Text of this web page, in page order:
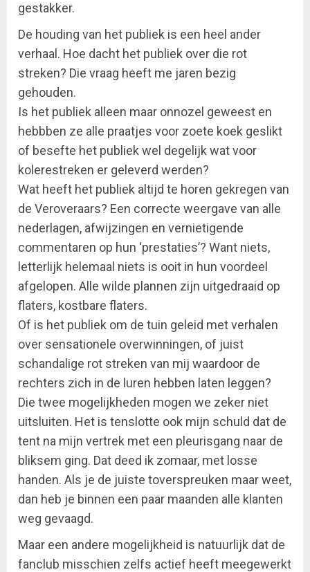
gestakker.
De houding van het publiek is een heel ander
verhaal. Hoe dacht het publiek over die rot
streken? Die vraag heeft me jaren bezig
gehouden.
Is het publiek alleen maar onnozel geweest en
hebbben ze alle praatjes voor zoete koek geslikt
of besefte het publiek wel degelijk wat voor
kolerestreken er geleverd werden?
Wat heeft het publiek altijd te horen gekregen van
de Veroveraars? Een correcte weergave van alle
nederlagen, afwijzingen en vernietigende
commentaren op hun ‘prestaties’? Want niets,
letterlijk helemaal niets is ooit in hun voordeel
afgelopen. Alle wilde plannen zijn uitgedraaid op
flaters, kostbare flaters.
Of is het publiek om de tuin geleid met verhalen
over sensationele overwinningen, of juist
schandalige rot streken van mij waardoor de
rechters zich in de luren hebben laten leggen?
Die twee mogelijkheden mogen we zeker niet
uitsluiten. Het is tenslotte ook mijn schuld dat de
tent na mijn vertrek met een pleurisgang naar de
bliksem ging. Dat deed ik zomaar, met losse
handen. Als je de juiste toverspreuken maar weet,
dan heb je binnen een paar maanden alle klanten
weg gevaagd.
Maar een andere mogelijkheid is natuurlijk dat de
fanclub misschien zelfs actief heeft meegewerkt